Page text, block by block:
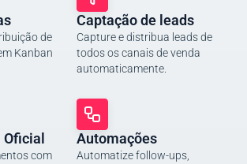
de
Kanban
Captação de leads
Capture e distribua leads de
todos os canais de venda
automaticamente.
com
Automações
Automatize follow-ups,